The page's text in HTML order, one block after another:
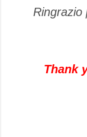
Ringrazio
Thank